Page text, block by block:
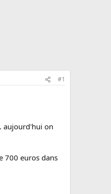
#1
aujourd'hui on
700 euros dans